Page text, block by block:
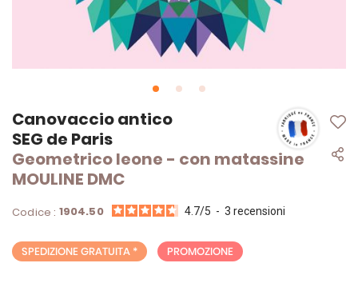
Canovaccio antico
SEG de Paris
Geometrico leone - con matassine
MOULINE DMC
Codice : 1904.50 4.7/5 - 3 recensioni
SPEDIZIONE GRATUITA * PROMOZIONE
Vai
all'inizio
della
galleria
di